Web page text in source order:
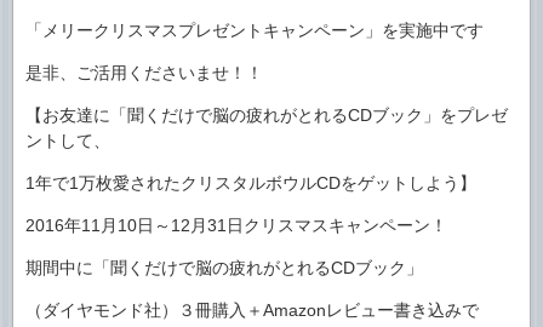
「メリークリスマスプレゼントキャンペーン」を実施中です
是非、ご活用くださいませ！！
【お友達に「聞くだけで脳の疲れがとれるCDブック」をプレゼ
ントして、
1年で1万枚愛されたクリスタルボウルCDをゲットしよう】
2016年11月10日～12月31日クリスマスキャンペーン！
期間中に「聞くだけで脳の疲れがとれるCDブック」
（ダイヤモンド社）３冊購入＋Amazonレビュー書き込みで